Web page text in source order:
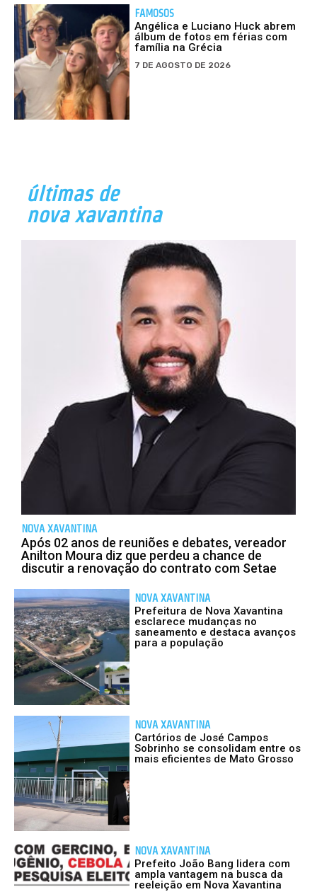
FAMOSOS
Angélica e Luciano Huck abrem
álbum de fotos em férias com
família na Grécia
7 DE AGOSTO DE 2026
últimas de
nova xavantina
NOVA XAVANTINA
Após 02 anos de reuniões e debates, vereador
Anilton Moura diz que perdeu a chance de
discutir a renovação do contrato com Setae
NOVA XAVANTINA
Prefeitura de Nova Xavantina
esclarece mudanças no
saneamento e destaca avanços
para a população
NOVA XAVANTINA
Cartórios de José Campos
Sobrinho se consolidam entre os
mais eficientes de Mato Grosso
NOVA XAVANTINA
Prefeito João Bang lidera com
ampla vantagem na busca da
reeleição em Nova Xavantina